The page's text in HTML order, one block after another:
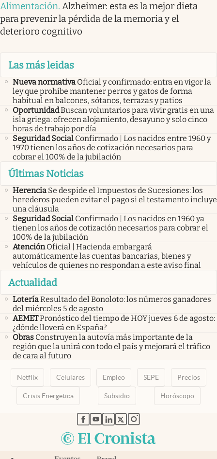
Alimentación. Alzheimer: esta es la mejor dieta
para prevenir la pérdida de la memoria y el
deterioro cognitivo
Las más leidas
Nueva normativa Oficial y confirmado: entra en vigor la
ley que prohíbe mantener perros y gatos de forma
habitual en balcones, sótanos, terrazas y patios
OportunidadBuscan voluntarios para vivir gratis en una
isla griega: ofrecen alojamiento, desayuno y solo cinco
horas de trabajo por día
Seguridad Social Confirmado | Los nacidos entre 1960 y
1970 tienen los años de cotización necesarios para
cobrar el 100% de la jubilación
Últimas Noticias
Herencia Se despide el Impuestos de Sucesiones: los
herederos pueden evitar el pago si el testamento incluye
una cláusula
Seguridad Social Confirmado | Los nacidos en 1960 ya
tienen los años de cotización necesarios para cobrar el
100% de la jubilación
Atención Oficial | Hacienda embargará
automáticamente las cuentas bancarias, bienes y
vehículos de quienes no respondan a este aviso final
Actualidad
LoteríaResultado del Bonoloto: los números ganadores
del miércoles 5 de agosto
AEMETPronóstico del tiempo de HOY jueves 6 de agosto:
¿dónde lloverá en España?
Obras Construyen la autovía más importante de la
región que la unirá con todo el país y mejorará el tráfico
de cara al futuro
Netflix Celulares Empleo SEPE Precios
Crisis Energetica Subsidio Horóscopo
abre en nueva pestaña
abre en nueva pestaña
abre en nueva pestaña
abre en nueva pestaña
abre en nueva pestaña